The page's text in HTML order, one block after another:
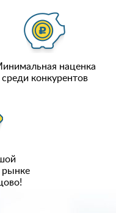
наценка
среди конкурентов
рынке